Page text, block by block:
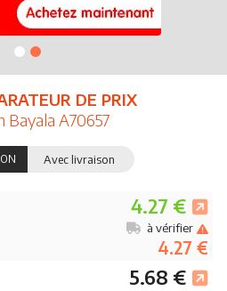
DE PRIX
Bayala A70657
Avec livraison
4.27 €
4.27 €
à vérifier
5.68 €